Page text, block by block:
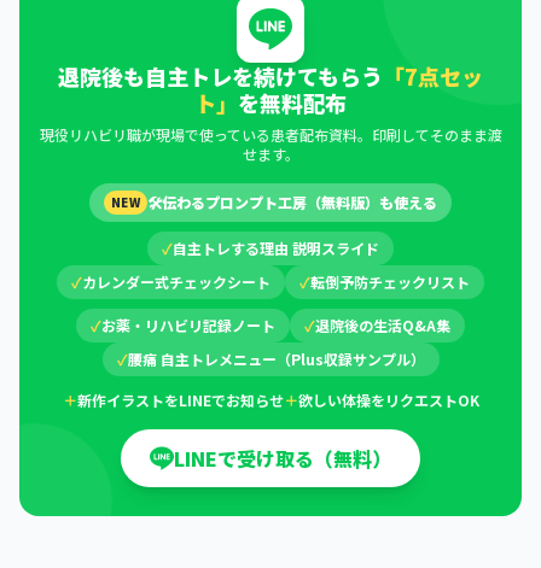
退院後も自主トレを続けてもらう 「7点セッ
ト」 を無料配布
現役リハビリ職が現場で使っている患者配布資料。印刷してそのまま渡
せます。
NEW 🛠伝わるプロンプト工房（無料版）も使える
✓自主トレする理由 説明スライド
✓カレンダー式チェックシート ✓転倒予防チェックリスト
✓お薬・リハビリ記録ノート ✓退院後の生活Q&A集
✓腰痛 自主トレメニュー（Plus収録サンプル）
＋新作イラストをLINEでお知らせ＋欲しい体操をリクエストOK
LINEで受け取る（無料）